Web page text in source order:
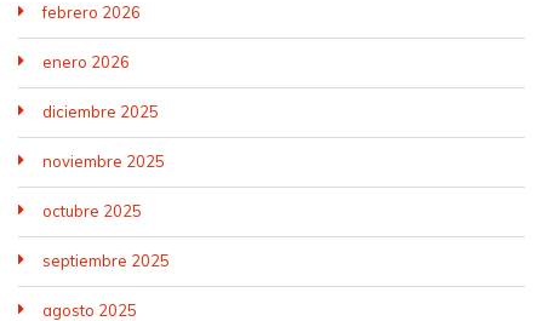
febrero 2026
enero 2026
diciembre 2025
noviembre 2025
octubre 2025
septiembre 2025
agosto 2025